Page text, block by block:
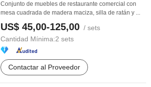
Conjunto de muebles de restaurante comercial con
mesa cuadrada de madera maciza, silla de ratán y ...
US$ 45,00-125,00 / sets
Cantidad Mínima:2 sets
Contactar al Proveedor